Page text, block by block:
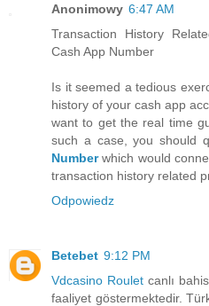
Anonimowy 6:47 AM
Transaction History
Cash App Number
Is it seemed a tedious
history of your cash app
want to get the real time
such a case, you should
Numberwhich would
transaction history related
Odpowiedz
Betebet 9:12 PM
Vdcasino Rouletcanlı
faaliyet göstermektedir.